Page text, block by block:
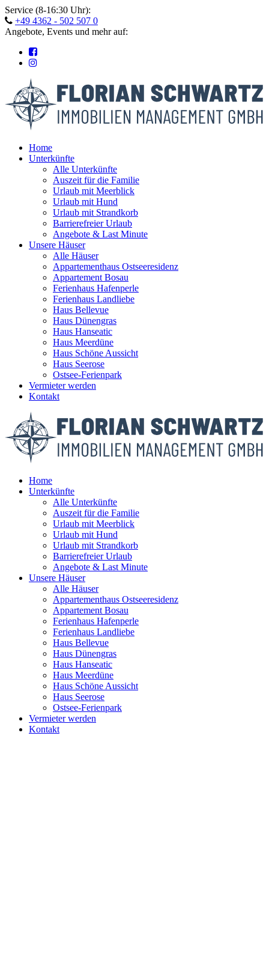
Skip
to
content
Service (8-16:30 Uhr):
+49 4362 - 502 507 0
Angebote, Events und mehr auf:
Home
Unterkünfte
Alle Unterkünfte
Auszeit für die Familie
Urlaub mit Meerblick
Urlaub mit Hund
Urlaub mit Strandkorb
Barrierefreier Urlaub
Angebote & Last Minute
Unsere Häuser
Alle Häuser
Appartementhaus Ostseeresidenz
Appartement Bosau
Ferienhaus Hafenperle
Ferienhaus Landliebe
Haus Bellevue
Haus Dünengras
Haus Hanseatic
Haus Meerdüne
Haus Schöne Aussicht
Haus Seerose
Ostsee-Ferienpark
Vermieter werden
Kontakt
Home
Unterkünfte
Alle Unterkünfte
Auszeit für die Familie
Urlaub mit Meerblick
Urlaub mit Hund
Urlaub mit Strandkorb
Barrierefreier Urlaub
Angebote & Last Minute
Unsere Häuser
Alle Häuser
Appartementhaus Ostseeresidenz
Appartement Bosau
Ferienhaus Hafenperle
Ferienhaus Landliebe
Haus Bellevue
Haus Dünengras
Haus Hanseatic
Haus Meerdüne
Haus Schöne Aussicht
Haus Seerose
Ostsee-Ferienpark
Vermieter werden
Kontakt